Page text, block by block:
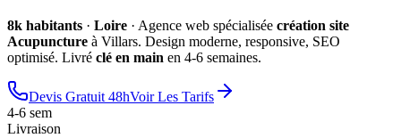
8k habitants · Loire · Agence web spécialisée création site
Acupuncture à Villars. Design moderne, responsive, SEO
optimisé. Livré clé en main en 4-6 semaines.
Devis Gratuit 48hVoir Les Tarifs
4-6 sem
Livraison